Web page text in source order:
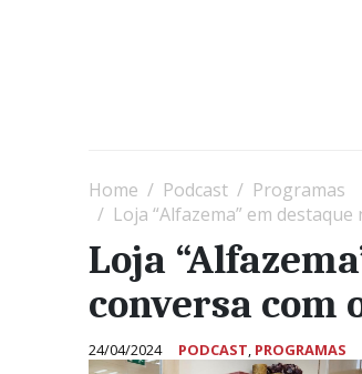
Home Podcast
Programas
Loja “Alfazema” em
Loja
conversa com
24/04/2024 PODCAST, PROGRAMAS